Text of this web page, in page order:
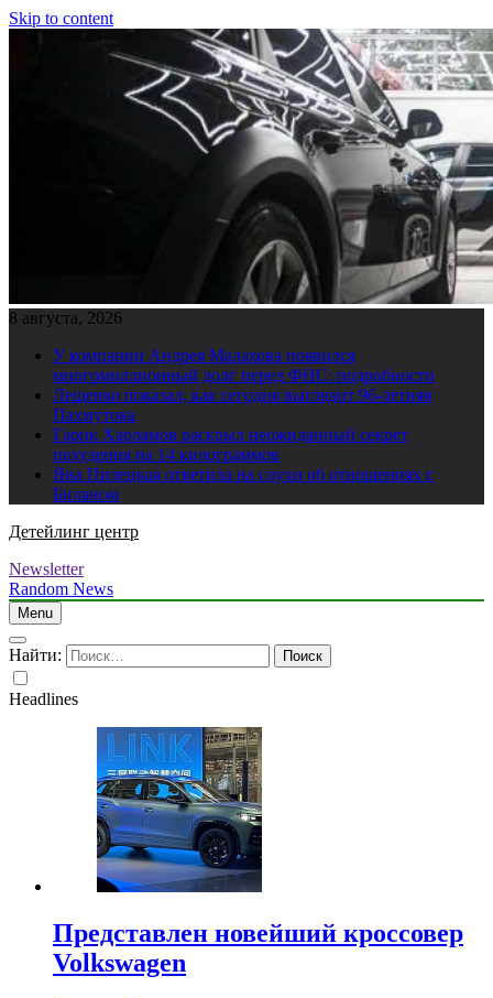
Skip to content
8 августа, 2026
У компании Андрея Малахова появился
многомиллионный долг перед ФНС: подробности
Лещенко показал, как сегодня выглядит 96-летняя
Пахмутова
Гарик Харламов раскрыл неожиданный секрет
похудения на 14 килограммов
Яна Пилецкая ответила на слухи об отношениях с
Биланом
Детейлинг центр
Newsletter
Random News
Menu
Найти:
Headlines
Представлен новейший кроссовер
Volkswagen